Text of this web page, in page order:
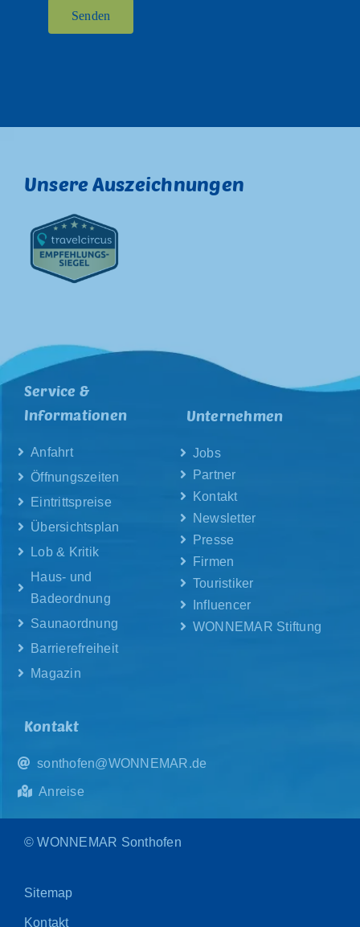
Senden
Unsere Auszeichnungen
Service &
Informationen
Anfahrt
Öffnungszeiten
Eintrittspreise
Übersichtsplan
Lob & Kritik
Haus- und
Badeordnung
Saunaordnung
Barrierefreiheit
Magazin
Unternehmen
Jobs
Partner
Kontakt
Newsletter
Presse
Firmen
Touristiker
Influencer
WONNEMAR Stiftung
Kontakt
sonthofen@WONNEMAR.de
Anreise
© WONNEMAR Sonthofen
Sitemap
Kontakt